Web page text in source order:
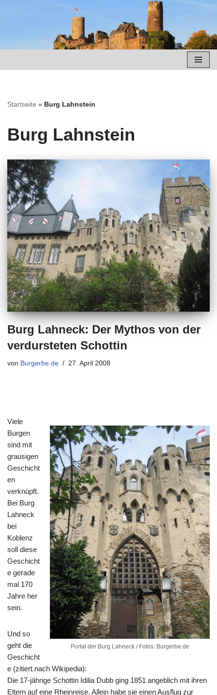
springen
Startseite » Burg Lahnstein
Burg Lahnstein
Burg Lahneck: Der Mythos von der
verdursteten Schottin
von Burgerbe.de 27. April 2008
Portal der Burg Lahneck / Fotos: Burgerbe.de
Viele
Burgen
sind mit
grausigen
Geschicht
en
verknüpft.
Bei Burg
Lahneck
bei
Koblenz
soll diese
Geschicht
e gerade
mal 170
Jahre her
sein.
Und so
geht die
Geschicht
e (zitiert nach Wikipedia):
Die 17-jährige Schottin Idilia Dubb ging 1851 angeblich mit ihren
Eltern auf eine Rheinreise. Allein habe sie einen Ausflug zur